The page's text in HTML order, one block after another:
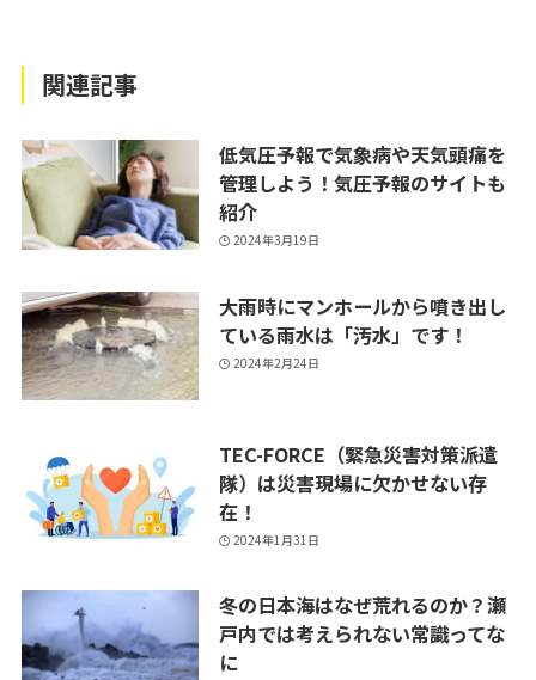
関連記事
低気圧予報で気象病や天気頭痛を
管理しよう！気圧予報のサイトも
紹介
2024年3月19日
大雨時にマンホールから噴き出し
ている雨水は「汚水」です！
2024年2月24日
TEC-FORCE（緊急災害対策派遣
隊）は災害現場に欠かせない存
在！
2024年1月31日
冬の日本海はなぜ荒れるのか？瀬
戸内では考えられない常識ってな
に